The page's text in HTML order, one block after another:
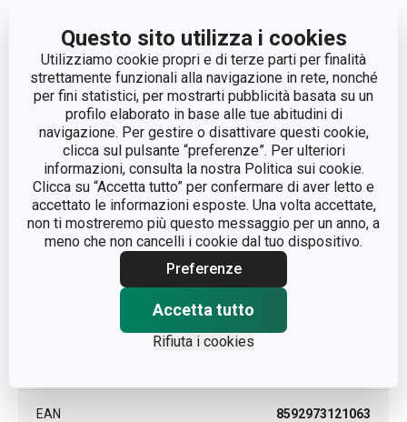
Questo sito utilizza i cookies
Utilizziamo cookie propri e di terze parti per finalità
strettamente funzionali alla navigazione in rete, nonché
per fini statistici, per mostrarti pubblicità basata su un
profilo elaborato in base alle tue abitudini di
navigazione. Per gestire o disattivare questi cookie,
clicca sul pulsante “preferenze”. Per ulteriori
informazioni, consulta la nostra Politica sui cookie.
Clicca su “Accetta tutto” per confermare di aver letto e
accettato le informazioni esposte. Una volta accettate,
non ti mostreremo più questo messaggio per un anno, a
meno che non cancelli i cookie dal tuo dispositivo.
Preferenze
Accetta tutto
Rifiuta i cookies
CATEGORIA viaggiare
DETTAGLI con tappo dosatore
LINEA DI PRODOTTO CONSTANT
MATERIALE
plastica, silicone, acciaio
inossidabile
termos per bevande
EAN 8592973121063